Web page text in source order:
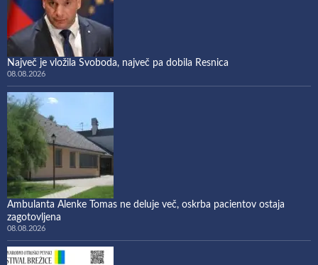
Največ je vložila Svoboda, največ pa dobila Resnica
08.08.2026
Ambulanta Alenke Tomas ne deluje več, oskrba pacientov ostaja
zagotovljena
08.08.2026